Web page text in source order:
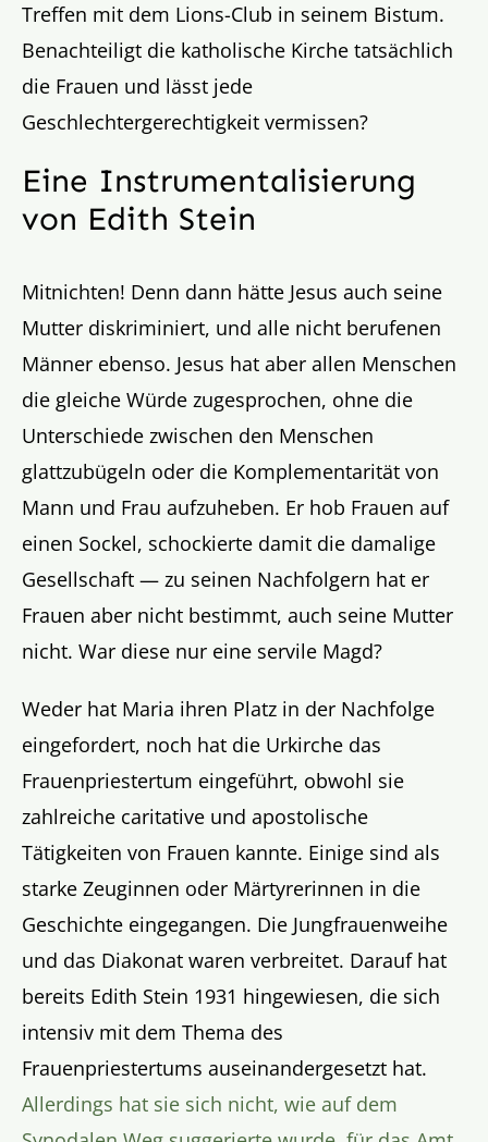
Treffen mit dem Lions-Club in seinem Bistum.
Benachteiligt die katholische Kirche tatsächlich
die Frauen und lässt jede
Geschlechtergerechtigkeit vermissen?
Eine Instrumentalisierung
von Edith Stein
Mitnichten! Denn dann hätte Jesus auch seine
Mutter diskriminiert, und alle nicht berufenen
Männer ebenso. Jesus hat aber allen Menschen
die gleiche Würde zugesprochen, ohne die
Unterschiede zwischen den Menschen
glattzubügeln oder die Komplementarität von
Mann und Frau aufzuheben. Er hob Frauen auf
einen Sockel, schockierte damit die damalige
Gesellschaft — zu seinen Nachfolgern hat er
Frauen aber nicht bestimmt, auch seine Mutter
nicht. War diese nur eine servile Magd?
Weder hat Maria ihren Platz in der Nachfolge
eingefordert, noch hat die Urkirche das
Frauenpriestertum eingeführt, obwohl sie
zahlreiche caritative und apostolische
Tätigkeiten von Frauen kannte. Einige sind als
starke Zeuginnen oder Märtyrerinnen in die
Geschichte eingegangen. Die Jungfrauenweihe
und das Diakonat waren verbreitet. Darauf hat
bereits Edith Stein 1931 hingewiesen, die sich
intensiv mit dem Thema des
Frauenpriestertums auseinandergesetzt hat.
Allerdings hat sie sich nicht, wie auf dem